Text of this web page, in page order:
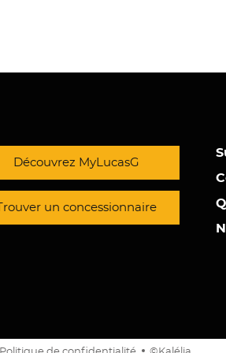
Découvrez MyLucasG
Trouver un concessionnaire